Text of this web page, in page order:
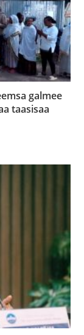
galmee
taasisaa